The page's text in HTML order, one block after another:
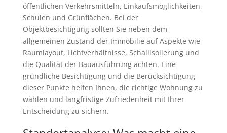
öffentlichen Verkehrsmitteln, Einkaufsmöglichkeiten,
Schulen und Grünflächen. Bei der
Objektbesichtigung sollten Sie neben dem
allgemeinen Zustand der Immobilie auf Aspekte wie
Raumlayout, Lichtverhältnisse, Schallisolierung und
die Qualität der Bauausführung achten. Eine
gründliche Besichtigung und die Berücksichtigung
dieser Punkte helfen Ihnen, die richtige Wohnung zu
wählen und langfristige Zufriedenheit mit Ihrer
Entscheidung zu sichern.